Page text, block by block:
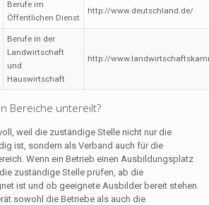
Berufe im
Öffentlichen Dienst
http://www.deutschland.de/
Berufe in der
Landwirtschaft
und
Hauswirtschaft
http://
Bereiche untereilt?
weil die zuständige Stelle nicht nur die
ist, sondern als Verband auch für die
Wenn ein Betrieb einen Ausbildungsplatz
zuständige Stelle prüfen, ab die
ist und ob geeignete Ausbilder bereit stehen.
sowohl die Betriebe als auch die